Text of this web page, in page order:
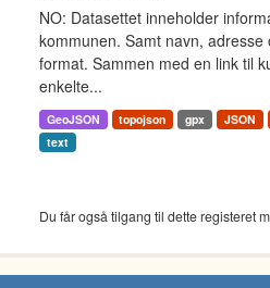
NO: Datasettet inneholder
kommunen. Samt navn, adresse
format. Sammen med en link til
enkelte...
GeoJSON topojson gpx JSON
text
Du får også tilgang til dette registeret